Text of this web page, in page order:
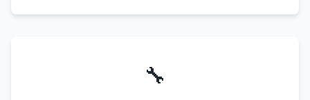
🔧